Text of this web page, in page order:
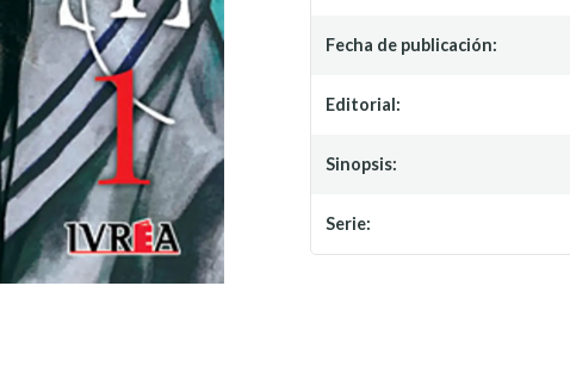
Fecha de publicación:
Editorial:
Sinopsis:
Serie: